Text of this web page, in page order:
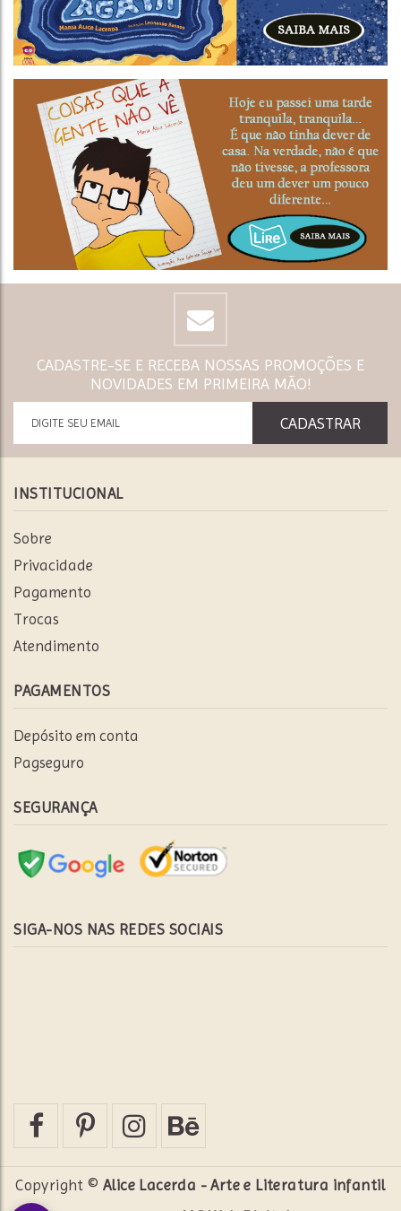
CADASTRE-SE E RECEBA NOSSAS PROMOÇÕES E
NOVIDADES EM PRIMEIRA MÃO!
INSTITUCIONAL
Sobre
Privacidade
Pagamento
Trocas
Atendimento
PAGAMENTOS
Depósito em conta
Pagseguro
SEGURANÇA
SIGA-NOS NAS REDES SOCIAIS
Copyright © Alice Lacerda - Arte e Literatura infantil